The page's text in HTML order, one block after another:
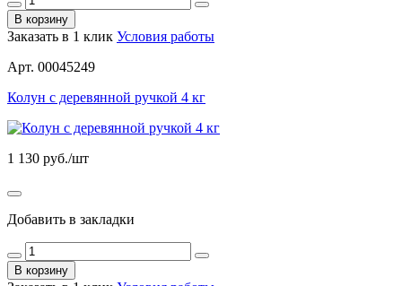
В корзину
Заказать в 1 клик Условия работы
Арт. 00045249
Колун с деревянной ручкой 4 кг
1 130 руб./шт
Добавить в закладки
В корзину